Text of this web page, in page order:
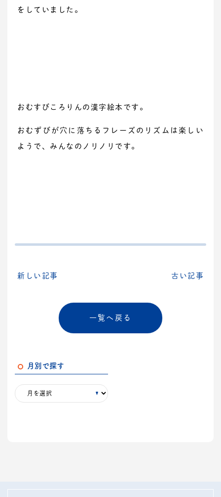
月別で探す
をしていました。
おむすびころりんの漢字絵本です。
おむずびが穴に落ちるフレーズのリズムは楽しい
ようで、みんなのノリノリです。
新しい記事
一覧へ戻る
古い記事